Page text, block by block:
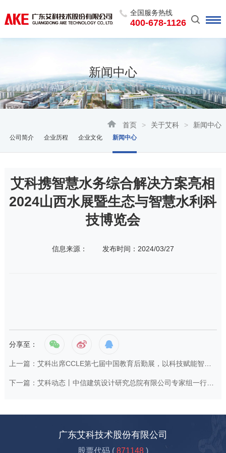
全国服务热线
400-678-1126
新闻中心
首页 > 关于艾科 > 新闻中心
公司简介 企业历程 企业文化 新闻中心
艾科携智慧水务综合解决方案亮相
2024山西水展暨生态与智慧水利科
技博览会
信息来源： 发布时间：2024/03/27
分享至：
下一篇：艾科动态丨中信建筑设计研究总院有限公司专家组一行莅临艾科考察交流
广东艾科技术股份有限公司
股票代码 ( 871148 )